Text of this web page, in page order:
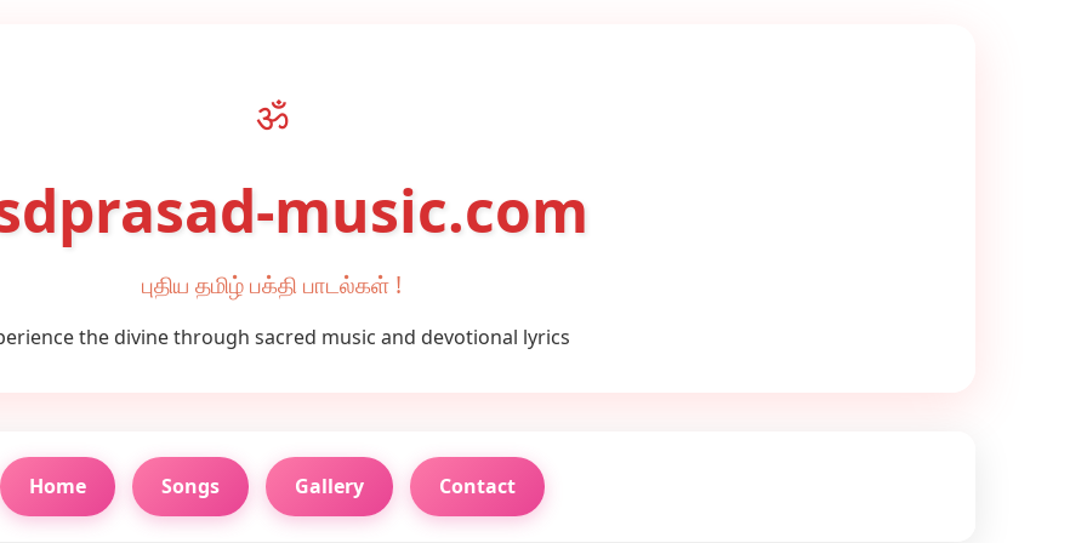
ॐ
music.com
புதிய தமிழ் பக்தி பாடல்கள் !
the divine through sacred music and devotional lyrics
Home Songs Gallery Contact